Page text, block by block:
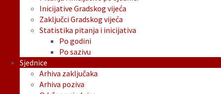
Inicijative Gradskog vijeća
Zaključci Gradskog vijeća
Statistika pitanja i inicijativa
Po godini
Po sazivu
Sjednice
Arhiva zaključaka
Arhiva poziva